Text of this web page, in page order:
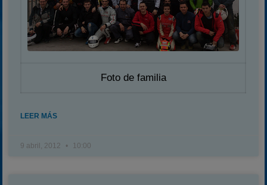
Foto de familia
LEER MÁS
9 abril, 2012 10:00